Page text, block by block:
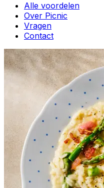
Alle voordelen
Over Picnic
Vragen
Contact